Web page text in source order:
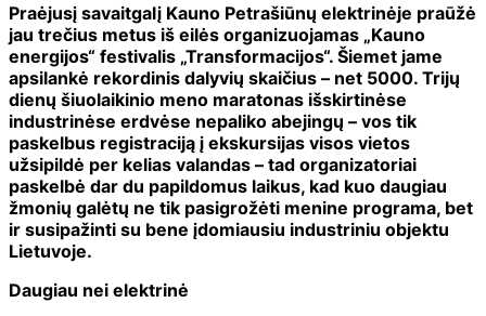
Praėjusį savaitgalį Kauno Petrašiūnų elektrinėje praūžė
jau trečius metus iš eilės organizuojamas „Kauno
energijos“ festivalis „Transformacijos“. Šiemet jame
apsilankė rekordinis dalyvių skaičius – net 5000. Trijų
dienų šiuolaikinio meno maratonas išskirtinėse
industrinėse erdvėse nepaliko abejingų – vos tik
paskelbus registraciją į ekskursijas visos vietos
užsipildė per kelias valandas – tad organizatoriai
paskelbė dar du papildomus laikus, kad kuo daugiau
žmonių galėtų ne tik pasigrožėti menine programa, bet
ir susipažinti su bene įdomiausiu industriniu objektu
Lietuvoje.
Daugiau nei elektrinė